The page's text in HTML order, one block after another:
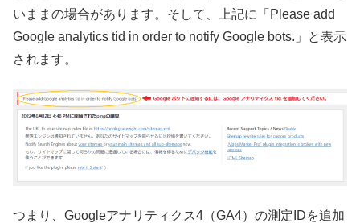
いままの場合があります。そして、上記に「Please add
Google analytics tid in order to notify Google bots.」と表示
されます。
つまり、Googleアナリティクス4（GA4）の測定IDを追加